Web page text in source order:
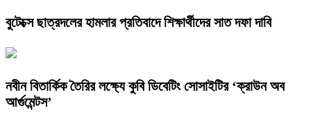
বুটেক্সে ছাত্রদলের হামলার প্রতিবাদে শিক্ষার্থীদের সাত দফা দাবি
নবীন বিতার্কিক তৈরির লক্ষ্যে কুবি ডিবেটিং সোসাইটির ‘ক্রাউন অব
আর্গুমেন্টস’